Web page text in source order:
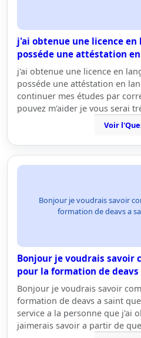
j'ai obtenue une licence
posséde une attéstation
j'ai obtenue une licence en
posséde une attéstation en
continuer mes études par
pouvez m'aider je vous serai
Voir
Bonjour je voudrais savoir
formation de deavs a
Bonjour je voudrais savoir
pour la formation de
Bonjour je voudrais savoir
formation de deavs a saint
service a la personne que j'ai
jaimerais savoir a partir de